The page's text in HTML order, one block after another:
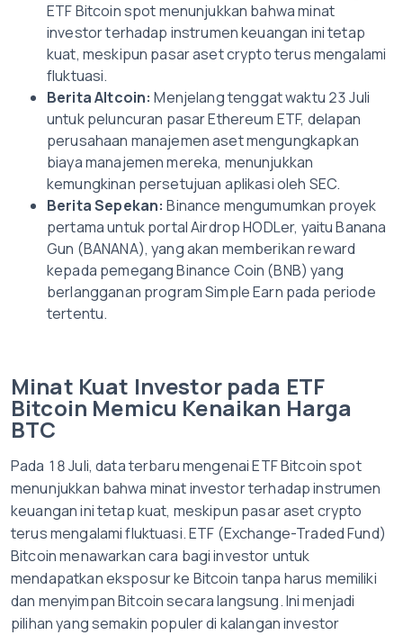
ETF Bitcoin spot menunjukkan bahwa minat
investor terhadap instrumen keuangan ini tetap
kuat, meskipun pasar aset crypto terus mengalami
fluktuasi.
Berita Altcoin: Menjelang tenggat waktu 23 Juli
untuk peluncuran pasar Ethereum ETF, delapan
perusahaan manajemen aset mengungkapkan
biaya manajemen mereka, menunjukkan
kemungkinan persetujuan aplikasi oleh SEC.
Berita Sepekan: Binance mengumumkan proyek
pertama untuk portal Airdrop HODLer, yaitu Banana
Gun (BANANA), yang akan memberikan reward
kepada pemegang Binance Coin (BNB) yang
berlangganan program Simple Earn pada periode
tertentu.
Minat Kuat Investor pada ETF
Bitcoin Memicu Kenaikan Harga
BTC
Pada 18 Juli, data terbaru mengenai ETF Bitcoin spot
menunjukkan bahwa minat investor terhadap instrumen
keuangan ini tetap kuat, meskipun pasar aset crypto
terus mengalami fluktuasi. ETF (Exchange-Traded Fund)
Bitcoin menawarkan cara bagi investor untuk
mendapatkan eksposur ke Bitcoin tanpa harus memiliki
dan menyimpan Bitcoin secara langsung. Ini menjadi
pilihan yang semakin populer di kalangan investor